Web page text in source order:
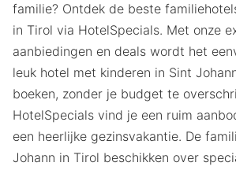
familie? Ontdek de beste
in Tirol via HotelSpecials. Met onze
aanbiedingen en deals wordt het
leuk hotel met kinderen in Sint
boeken, zonder je budget te
HotelSpecials vind je een ruim
een heerlijke gezinsvakantie. De
Johann in Tirol beschikken over